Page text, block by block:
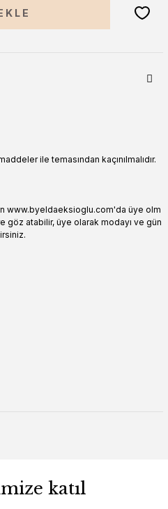
ile temasından kaçınılmalıdır.
www.byeldaeksioglu.com'da üye olm
göz atabilir, üye olarak modayı ve gün
katıl